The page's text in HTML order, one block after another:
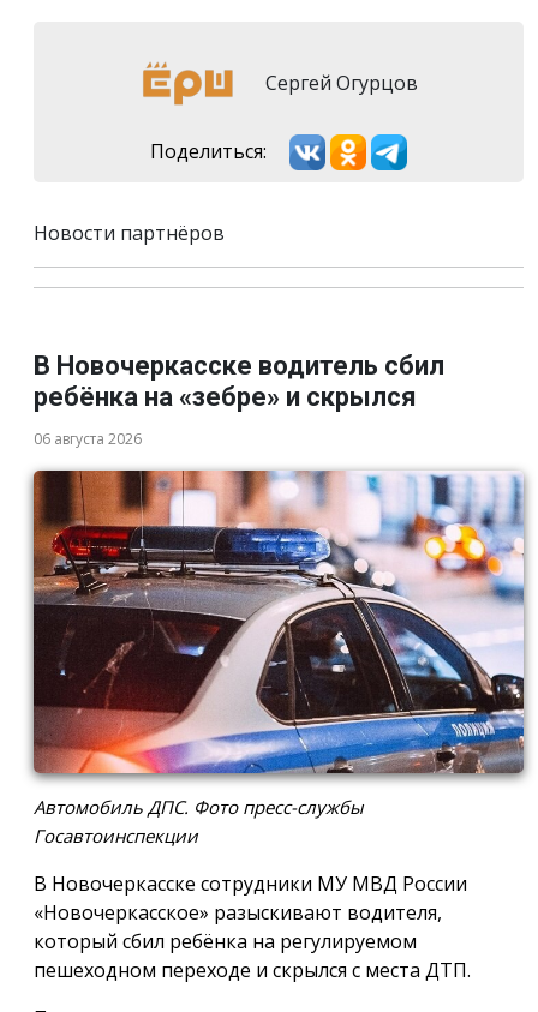
Сергей Огурцов
Поделиться:
Новости партнёров
В Новочеркасске водитель сбил
ребёнка на «зебре» и скрылся
06 августа 2026
Автомобиль ДПС. Фото пресс-службы
Госавтоинспекции
В Новочеркасске сотрудники МУ МВД России
«Новочеркасское» разыскивают водителя,
который сбил ребёнка на регулируемом
пешеходном переходе и скрылся с места ДТП.